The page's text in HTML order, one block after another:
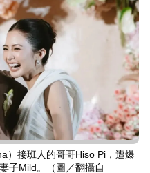
）接班人的哥哥Hiso Pi，遭爆
子Mild。（圖／翻攝自